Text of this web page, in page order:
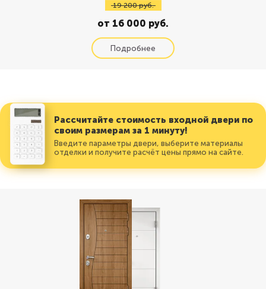
19 200 руб.
от 16 000 руб.
Рассчитайте стоимость входной двери по
своим размерам за 1 минуту!
Введите параметры двери, выберите материалы
отделки и получите расчёт цены прямо на сайте.